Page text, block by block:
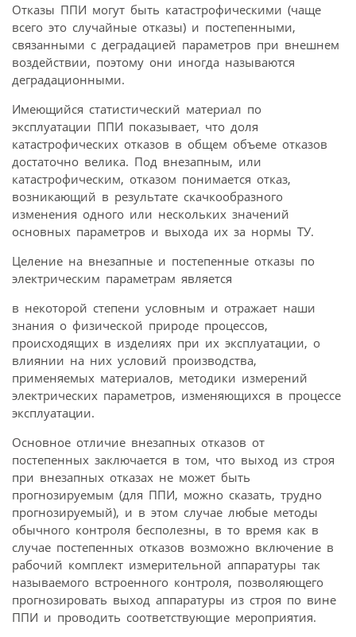
Отказы ППИ могут быть катастрофическими (чаще
всего это случайные отказы) и постепенными,
связанными с деградацией параметров при внешнем
воздействии, поэтому они иногда называются
деградационными.
Имеющийся статистический материал по
эксплуатации ППИ показывает, что доля
катастрофических отказов в общем объеме отказов
достаточно велика. Под внезапным, или
катастрофическим, отказом понимается отказ,
возникающий в результате скачкообразного
изменения одного или нескольких значений
основных параметров и выхода их за нормы ТУ.
Целение на внезапные и постепенные отказы по
электрическим параметрам является
в некоторой степени условным и отражает наши
знания о физической природе процессов,
происходящих в изделиях при их эксплуатации, о
влиянии на них условий производства,
применяемых материалов, методики измерений
электрических параметров, изменяющихся в процессе
эксплуатации.
Основное отличие внезапных отказов от
постепенных заключается в том, что выход из строя
при внезапных отказах не может быть
прогнозируемым (для ППИ, можно сказать, трудно
прогнозируемый), и в этом случае любые методы
обычного контроля бесполезны, в то время как в
случае постепенных отказов возможно включение в
рабочий комплект измерительной аппаратуры так
называемого встроенного контроля, позволяющего
прогнозировать выход аппаратуры из строя по вине
ППИ и проводить соответствующие мероприятия.